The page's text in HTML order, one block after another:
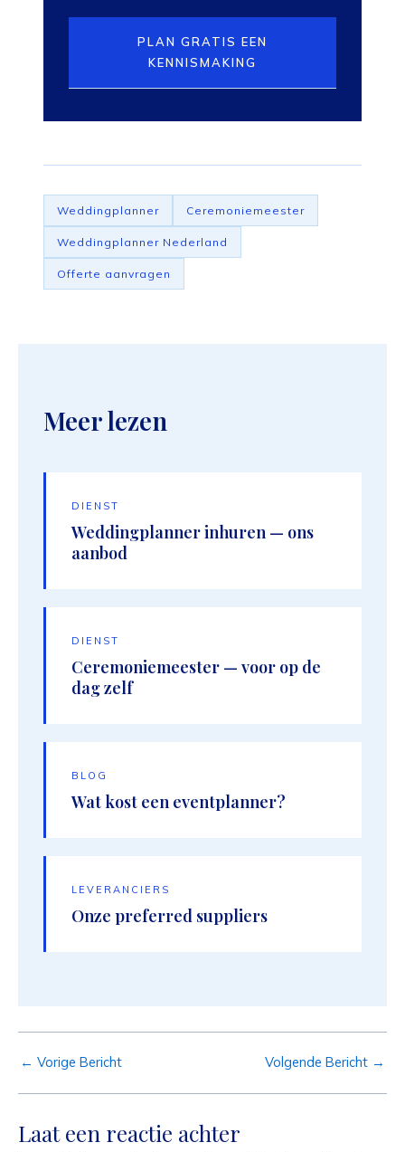
PLAN GRATIS EEN
KENNISMAKING
Weddingplanner Ceremoniemeester
Weddingplanner Nederland
Offerte aanvragen
Meer lezen
DIENST
Weddingplanner inhuren — ons
aanbod
DIENST
Ceremoniemeester — voor op de
dag zelf
BLOG
Wat kost een eventplanner?
LEVERANCIERS
Onze preferred suppliers
← Vorige Bericht Volgende Bericht →
Laat een reactie achter